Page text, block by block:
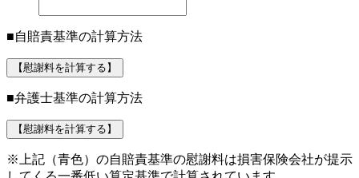
■自賠責基準の計算方法
【慰謝料を計算する】
■弁護士基準の計算方法
【慰謝料を計算する】
※上記（青色）の自賠責基準の慰謝料は損害保険会社が提示